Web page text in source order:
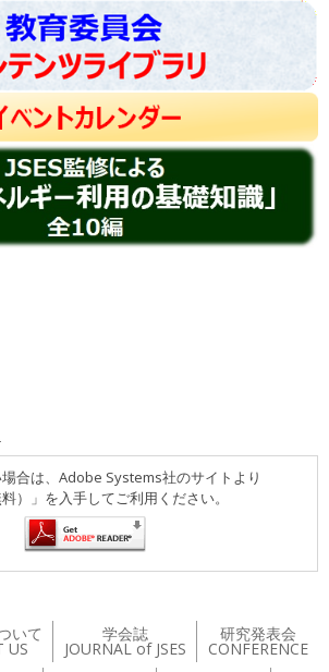
合は、Adobe Systems社のサイトより
）」を入手してご利用ください。
いて
US
学会誌
JOURNAL of JSES
研究発表会
CONFERENCE